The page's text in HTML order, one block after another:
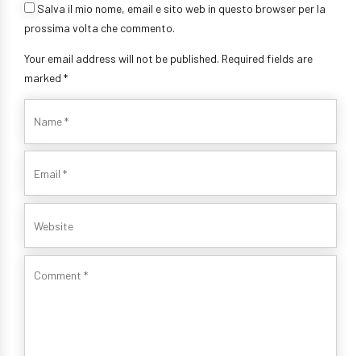
Your email address will not be published. Required fields are
marked *
Salva il mio nome, email e sito web in questo browser per la
prossima volta che commento.